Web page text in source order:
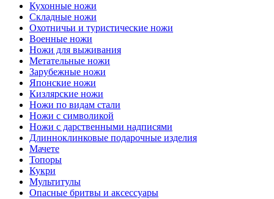
Кухонные ножи
Складные ножи
Охотничьи и туристические ножи
Военные ножи
Ножи для выживания
Метательные ножи
Зарубежные ножи
Японские ножи
Кизлярские ножи
Ножи по видам стали
Ножи с символикой
Ножи с дарственными надписями
Длинноклинковые подарочные изделия
Мачете
Топоры
Кукри
Мультитулы
Опасные бритвы и аксессуары